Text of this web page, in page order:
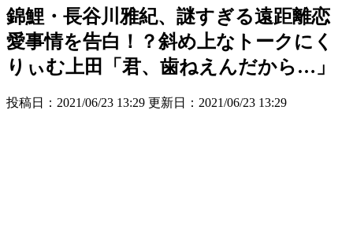
錦鯉・長谷川雅紀、謎すぎる遠距離恋
愛事情を告白！？斜め上なトークにく
りぃむ上田「君、歯ねえんだから…」
投稿日：2021/06/23 13:29 更新日： 2021/06/23 13:29